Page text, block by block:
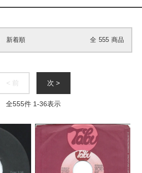
新着順 全 555 商品
< 前 次 >
全555件 1-36表示